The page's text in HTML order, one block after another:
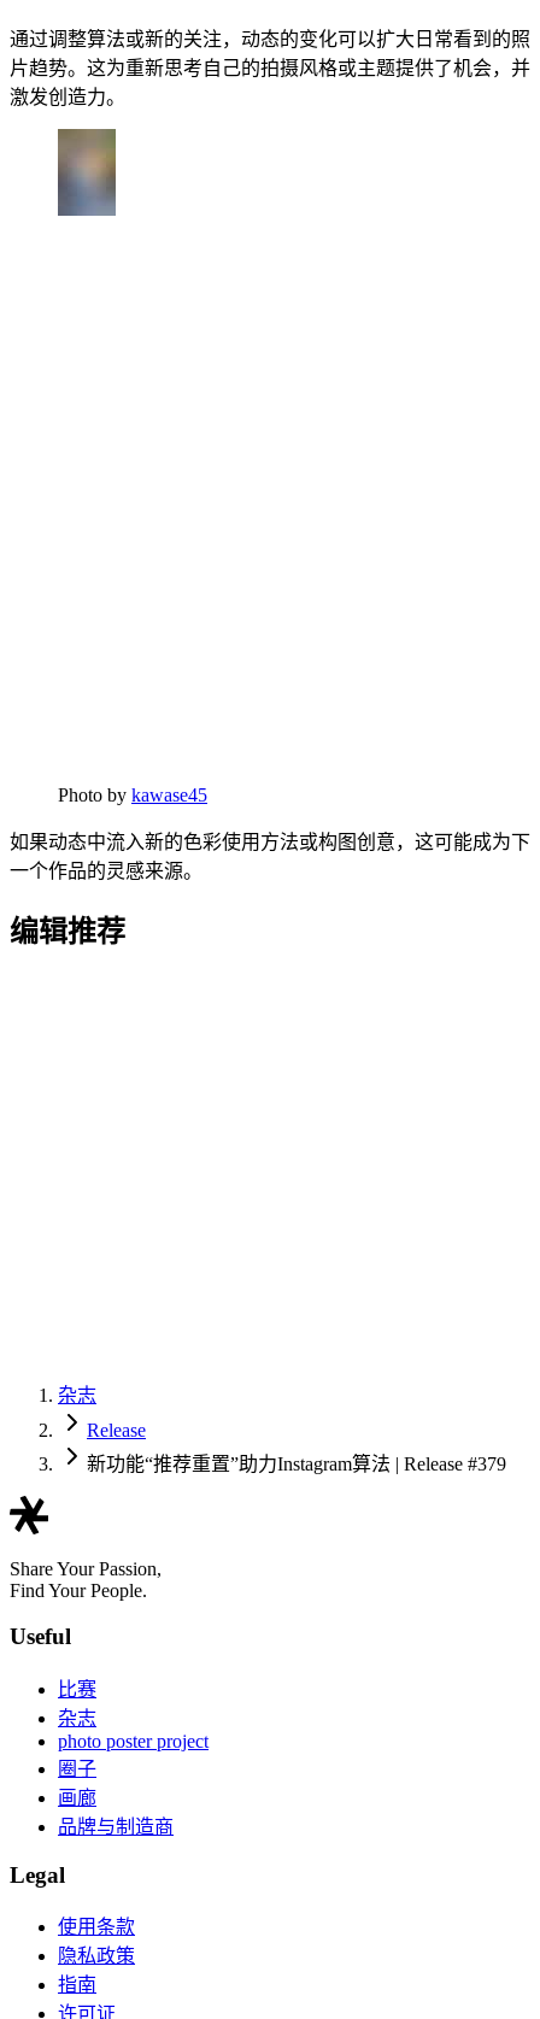
通过调整算法或新的关注，动态的变化可以扩大日常看到的照
片趋势。这为重新思考自己的拍摄风格或主题提供了机会，并
激发创造力。
Photo by kawase45
如果动态中流入新的色彩使用方法或构图创意，这可能成为下
一个作品的灵感来源。
编辑推荐
杂志
Release
新功能“推荐重置”助力Instagram算法 | Release #379
Share Your Passion,
Find Your People.
Useful
比赛
杂志
photo poster project
圈子
画廊
品牌与制造商
Legal
使用条款
隐私政策
指南
许可证